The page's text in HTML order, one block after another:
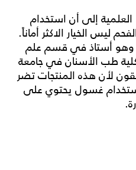
أشار تقرير لمجلة Life Science العلمية إلى أن استخدام
ليس الخيار الاكثر أماناً.
أستاذ في قسم علم
طب الأسنان في جامعة
لأن هذه المنتجات تضر
غسول يحتوي على